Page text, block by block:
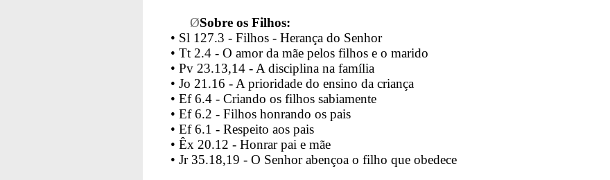
ØSobre os Filhos:
• Sl 127.3 - Filhos - Herança do Senhor
• Tt 2.4 - O amor da mãe pelos filhos e o marido
• Pv 23.13,14 - A disciplina na família
• Jo 21.16 - A prioridade do ensino da criança
• Ef 6.4 - Criando os filhos sabiamente
• Ef 6.2 - Filhos honrando os pais
• Ef 6.1 - Respeito aos pais
• Êx 20.12 - Honrar pai e mãe
• Jr 35.18,19 - O Senhor abençoa o filho que obedece